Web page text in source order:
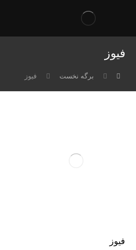
فیوز
برگه نخست فیوز
فیوز